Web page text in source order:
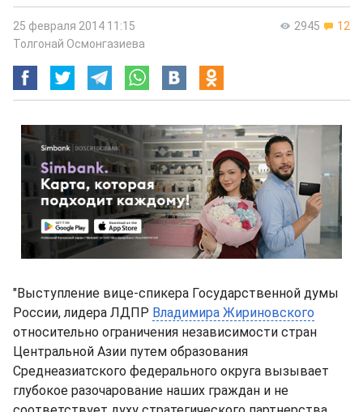
2945 12
25 февраля 2014 11:15
Толгонай Осмонгазиева
"Выступление вице-спикера Государственной думы
России, лидера ЛДПР Владимира Жириновского
относительно ограничения независимости стран
Центральной Азии путем образования
Среднеазиатского федерального округа вызывает
глубокое разочарование наших граждан и не